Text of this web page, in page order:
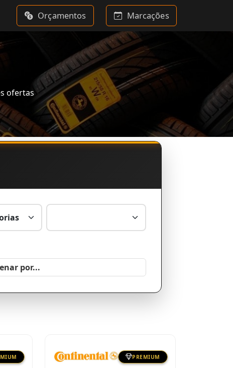
Orçamentos Marcações
ofertas
PREMIUM